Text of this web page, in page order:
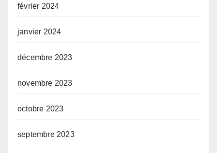
février 2024
janvier 2024
décembre 2023
novembre 2023
octobre 2023
septembre 2023